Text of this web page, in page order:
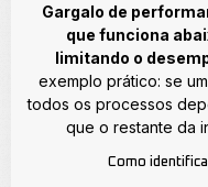
Gargalo de
que funciona
limitando o
exemplo prático: se
todos os processos
que o restante da
Como